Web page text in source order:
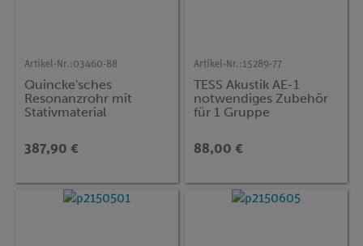
Artikel-Nr.:03460-88
Quincke'sches
Resonanzrohr mit
Stativmaterial
387,90 €
Artikel-Nr.:15289-77
TESS Akustik AE-1
notwendiges Zubehör
für 1 Gruppe
88,00 €